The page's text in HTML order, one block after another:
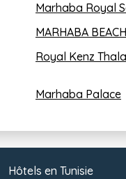
Marhaba Royal
MARHABA BEACH
Royal Kenz
Marhaba Palace
Hôtels en Tunisie